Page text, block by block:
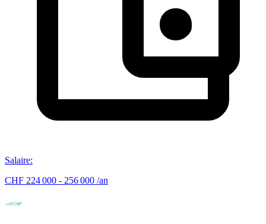
Salaire:
CHF 224 000 - 256 000 /an